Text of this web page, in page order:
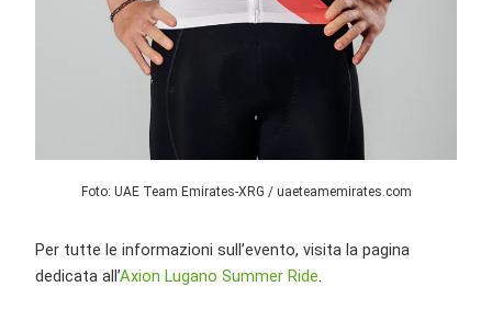
Foto: UAE Team Emirates-XRG / uaeteamemirates.com
Per tutte le informazioni sull’evento, visita la pagina
dedicata all’Axion Lugano Summer Ride.